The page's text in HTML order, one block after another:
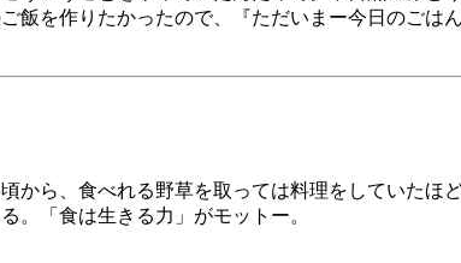
飯を作りたかったので、『ただいまー今日のご
から、食べれる野草を取っては料理をしていたほ
。「食は生きる力」がモットー。